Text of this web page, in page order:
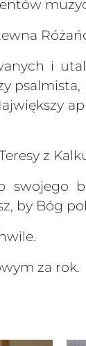
i
z
by Bóg
za rok.